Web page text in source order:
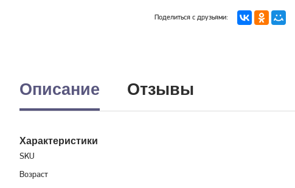
Поделиться с друзьями:
Описание Отзывы
Характеристики
SKU
Возраст